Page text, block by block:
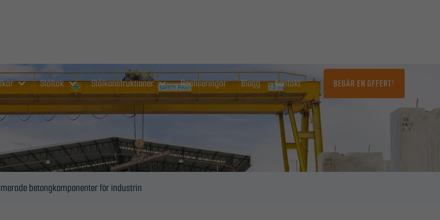
Ståltak Stålkonstruktioner Realiseringar Blogg Kontakt BEGÄR EN OFFERT!
betongkomponenter för industrin